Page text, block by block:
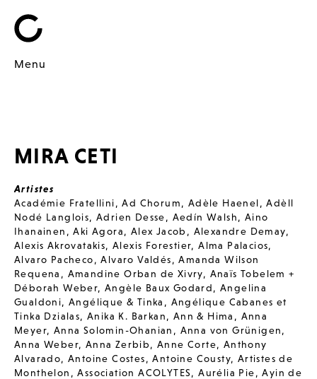
Menu
MIRA CETI
Artistes
Académie Fratellini,Ad Chorum, Adèle Haenel,Adèll
Nodé Langlois,Adrien Desse, Aedín Walsh, Aino
Ihanainen ,Aki Agora, Alex Jacob , Alexandre Demay,
Alexis Akrovatakis,Alexis Forestier,Alma Palacios,
Alvaro Pacheco,Alvaro Valdés,Amanda Wilson
Requena , Amandine Orban de Xivry, Anaïs Tobelem +
Déborah Weber,Angèle Baux Godard,Angelina
Gualdoni,Angélique & Tinka , Angélique Cabanes et
Tinka Dzialas,Anika K. Barkan, Ann & Hima , Anna
Meyer, Anna Solomin-Ohanian , Anna von Grünigen,
Anna Weber, Anna Zerbib,Anne Corte, Anthony
Alvarado,Antoine Costes,Antoine Cousty, Artistes de
Monthelon ,Association ACOLYTES,Aurélia Pie,Ayin de